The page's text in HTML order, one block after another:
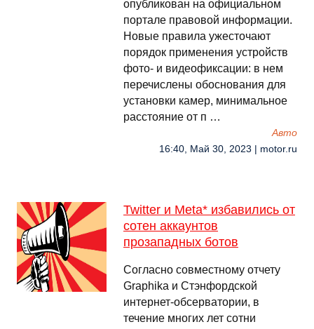
опубликован на официальном
портале правовой информации.
Новые правила ужесточают
порядок применения устройств
фото- и видеофиксации: в нем
перечислены обоснования для
установки камер, минимальное
расстояние от п …
Авто
16:40, Май 30, 2023 | motor.ru
Twitter и Meta* избавились от
сотен аккаунтов
прозападных ботов
Согласно совместному отчету
Graphika и Стэнфордской
интернет-обсерватории, в
течение многих лет сотни